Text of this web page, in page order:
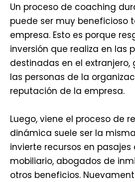
Un proceso de coaching
puede ser muy beneficioso
empresa. Esto es porque
inversión que realiza en las
destinadas en el
las personas de la
reputación de la empresa.
Luego, viene el proceso de
dinámica suele ser la
invierte recursos en
mobiliario, abogados de
otros beneficios.